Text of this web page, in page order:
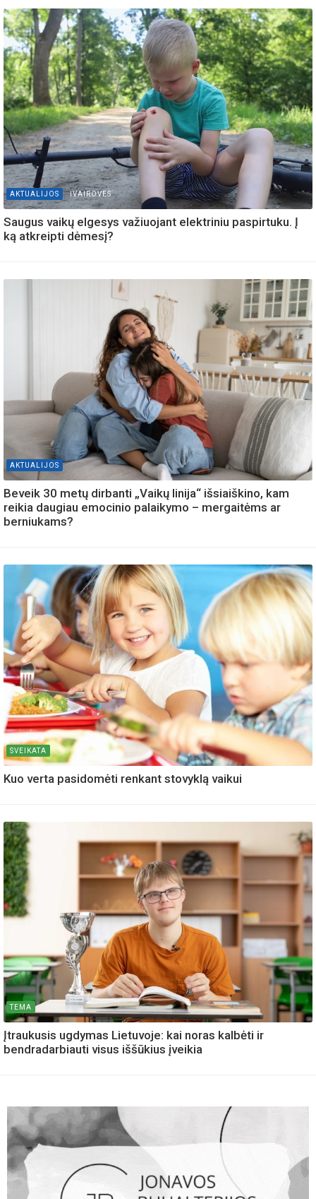
AKTUALIJOS IVAIROVES
Saugus vaikų elgesys važiuojant elektriniu paspirtuku. Į
ką atkreipti dėmesį?
AKTUALIJOS
Beveik 30 metų dirbanti „Vaikų linija“ išsiaiškino, kam
reikia daugiau emocinio palaikymo – mergaitėms ar
berniukams?
SVEIKATA
Kuo verta pasidomėti renkant stovyklą vaikui
TEMA
Įtraukusis ugdymas Lietuvoje: kai noras kalbėti ir
bendradarbiauti visus iššūkius įveikia